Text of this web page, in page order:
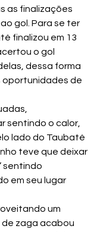
as finalizações
gol. Para se ter
finalizou em 13
o gol
dessa forma
de
sentindo o calor,
lado do Taubaté
teve que deixar
sentindo
em seu lugar
um
de zaga acabou